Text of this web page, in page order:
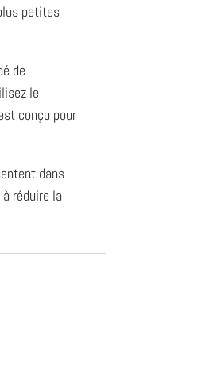
petites
de
le
conçu pour
dans
réduire la